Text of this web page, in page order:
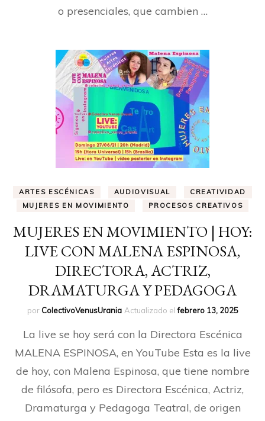
o presenciales, que cambien …
ARTES ESCÉNICAS AUDIOVISUAL
CREATIVIDAD
MUJERES EN MOVIMIENTO
PROCESOS CREATIVOS
MUJERES EN MOVIMIENTO | HOY:
LIVE CON MALENA ESPINOSA,
DIRECTORA, ACTRIZ,
DRAMATURGA Y PEDAGOGA
porColectivoVenusUrania Actualizado elfebrero 13, 2025
La live se hoy será con la Directora Escénica
MALENA ESPINOSA, en YouTube Esta es la live
de hoy, con Malena Espinosa, que tiene nombre
de filósofa, pero es Directora Escénica, Actriz,
Dramaturga y Pedagoga Teatral, de origen